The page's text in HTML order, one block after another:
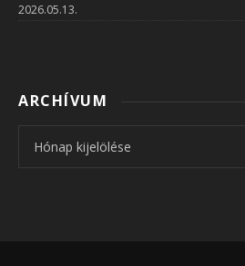
2026.05.13.
ARCHÍVUM